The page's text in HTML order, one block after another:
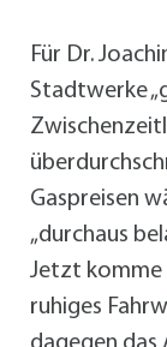
Für Dr.
Stadtwerke
Gaspreisen
„durchaus
Jetzt komme
ruhiges